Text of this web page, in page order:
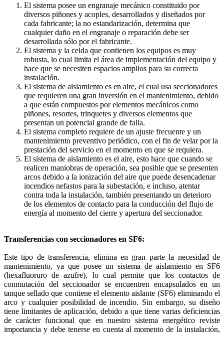
El sistema posee un engranaje mecánico constituido por
diversos piñones y acoples, desarrollados y diseñados por
cada fabricante; la no estandarización, determina que
cualquier daño en el engranaje o reparación debe ser
desarrollada sólo por el fabricante.
El sistema y la celda que contienen los equipos es muy
robusta, lo cual limita el área de implementación del equipo y
hace que se necesiten espacios amplios para su correcta
instalación.
El sistema de aislamiento es en aire, el cual usa seccionadores
que requieren una gran inversión en el mantenimiento, debido
a que están compuestos por elementos mecánicos como
piñones, resortes, trinquetes y diversos elementos que
presentan un potencial grande de falla.
El sistema completo requiere de un ajuste frecuente y un
mantenimiento preventivo periódico, con el fin de velar por la
prestación del servicio en el momento en que se requiera.
El sistema de aislamiento es el aire, esto hace que cuando se
realicen maniobras de operación, sea posible que se presenten
arcos debido a la ionización del aire que puede desencadenar
incendios nefastos para la subestación, e incluso, atentar
contra toda la instalación, también presentando un deterioro
de los elementos de contacto para la conducción del flujo de
energía al momento del cierre y apertura del seccionador.
Transferencias con seccionadores en SF6:
Este tipo de transferencia, elimina en gran parte la necesidad de
mantenimiento, ya que posee un sistema de aislamiento en SF6
(hexafluoruro de azufre), lo cual permite que los contactos de
conmutación del seccionador se encuentren encapsulados en un
tanque sellado que contiene el elemento aislante (SF6) eliminando el
arco y cualquier posibilidad de incendio. Sin embargo, su diseño
tiene limitantes de aplicación, debido a que tiene varias deficiencias
de carácter funcional que en nuestro sistema energético reviste
importancia y debe tenerse en cuenta al momento de la instalación,